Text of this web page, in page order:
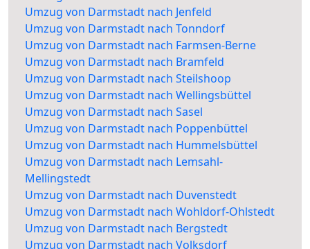
Umzug von Darmstadt nach Jenfeld
Umzug von Darmstadt nach Tonndorf
Umzug von Darmstadt nach Farmsen-Berne
Umzug von Darmstadt nach Bramfeld
Umzug von Darmstadt nach Steilshoop
Umzug von Darmstadt nach Wellingsbüttel
Umzug von Darmstadt nach Sasel
Umzug von Darmstadt nach Poppenbüttel
Umzug von Darmstadt nach Hummelsbüttel
Umzug von Darmstadt nach Lemsahl-
Mellingstedt
Umzug von Darmstadt nach Duvenstedt
Umzug von Darmstadt nach Wohldorf-Ohlstedt
Umzug von Darmstadt nach Bergstedt
Umzug von Darmstadt nach Volksdorf